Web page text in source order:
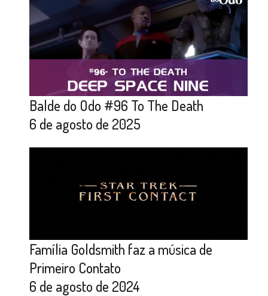
Balde do Odo #96 To The Death
6 de agosto de 2025
Família Goldsmith faz a música de
Primeiro Contato
6 de agosto de 2024